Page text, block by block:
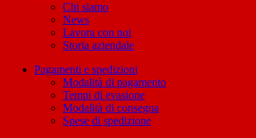
Chi siamo
News
Lavora con noi
Storia aziendale
Pagamenti e spedizioni
Modalità di pagamento
Tempi di evasione
Modalità di consegna
Spese di spedizione